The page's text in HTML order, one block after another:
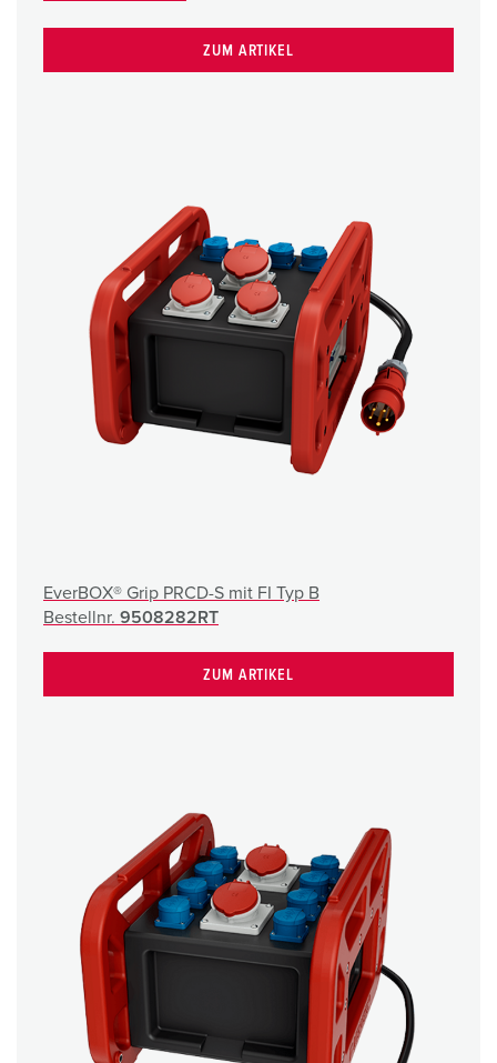
ZUM ARTIKEL
EverBOX® Grip PRCD-S mit FI Typ B
Bestellnr. 9508282RT
ZUM ARTIKEL